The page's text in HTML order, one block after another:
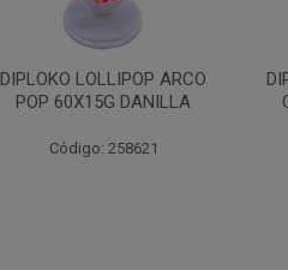
DIPLOKO LOLLIPOP ARCO
CUBO 60X15G DANILL
Código: 258622